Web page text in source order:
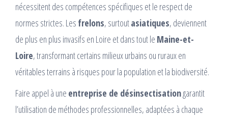
nécessitent des compétences spécifiques et le respect de
normes strictes. Les frelons, surtoutasiatiques, deviennent
de plus en plus invasifs en Loire et dans tout le Maine-et-
Loire, transformant certains milieux urbains ou ruraux en
véritables terrains à risques pour la population et la biodiversité.
Faire appel à une entreprise de désinsectisationgarantit
l’utilisation de méthodes professionnelles, adaptées à chaque